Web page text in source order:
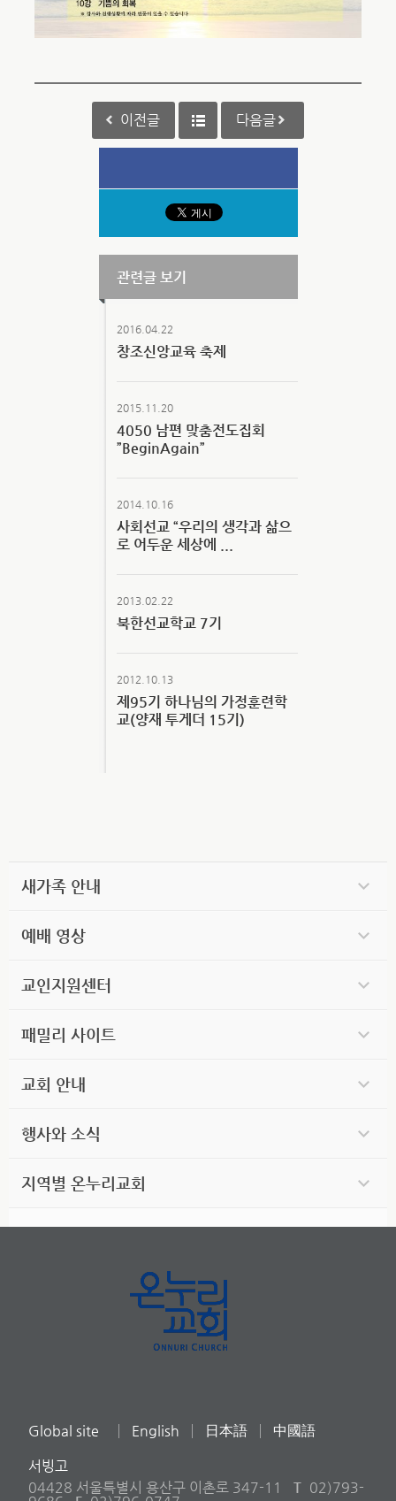
이전글 다음글
관련글 보기
2016.04.22
창조신앙교육 축제
2015.11.20
4050 남편 맞춤전도집회
”BeginAgain”
2014.10.16
사회선교 “우리의 생각과 삶으
로 어두운 세상에 ...
2013.02.22
북한선교학교 7기
2012.10.13
제95기 하나님의 가정훈련학
교(양재 투게더 15기)
새가족 안내
예배 영상
교인지원센터
패밀리 사이트
교회 안내
행사와 소식
지역별 온누리교회
Global site English 日本語 中國語
서빙고
04428 서울특별시 용산구 이촌로 347-11
T 02)793-